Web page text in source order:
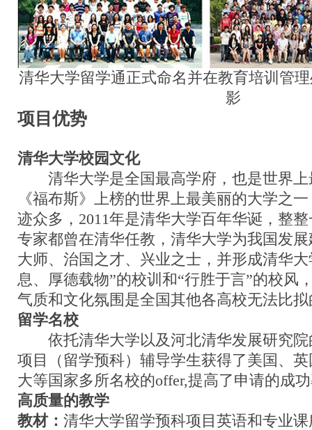
清华大学留学通正式命名并在教育培训管
影
项目优势
清华大学校园文化
清华大学是全国最高学府，也是世界上
《福布斯》上榜的世界上最美丽的大学之
迹众多，2011年是清华大学百年华诞，整
专家都曾在清华任教，清华大学为我国发
大师、治国之才、兴业之士，并形成清华
息、厚德载物”的校训和“行胜于言”的校风
气质和文化氛围是全国其他各高校无法比拟
留学名校
依托清华大学以及河北清华发展研究院
项目（留学预科）辅导学生获得了美国、
大等国家多所名校的offer,提高了申请的成
高质量的教学
教材： 清华大学留学预科项目英语和专业